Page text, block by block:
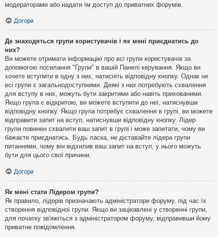
модераторами або надати їм доступ до приватних форумів.
Догори
Де знаходяться групи користувачів і як мені приєднатись до
них?
Ви можете отримати інформацію про всі групи користувачів за
допомогою посилання "Групи" в вашій Панелі керування. Якщо ви
хочете вступити в одну з них, натисніть відповідну кнопку. Однак не
всі групи є загальнодоступними. Деякі з них потребують схвалення
для вступу в них, можуть бути закритими або навіть прихованими.
Якщо група є відкритою, ви можете вступити до неї, натиснувши
відповідну кнопку. Якщо група потребує схвалення в групі, ви можете
відправити запит на вступ, натиснувши відповідну кнопку. Лідер
групи повинен схвалити ваш запит в групі і може запитати, чому ви
бажаєте приєднатись. Будь ласка, не діставайте лідера групи
питаннями, чому він відхилив ваш запит на вступ, у нього можуть
бути для цього свої причини.
Догори
Як мені стати Лідером групи?
Як правило, лідерів призначають адміністратори форуму, під час їх
створення відповідної групи. Якщо ви зацікавлені у створенні групи,
для початку зв'яжіться з адміністратором форуму, відправивши йому
приватне повідомлення.